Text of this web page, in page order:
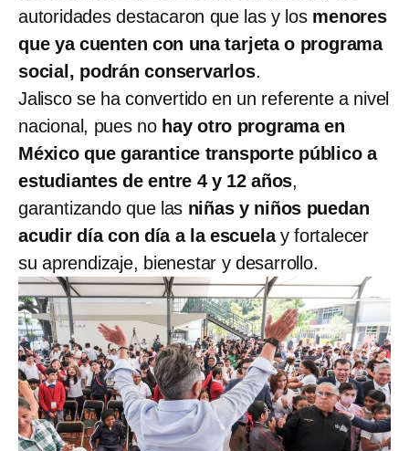
autoridades destacaron que las y los menores
que ya cuenten con una tarjeta o programa
social, podrán conservarlos.
Jalisco se ha convertido en un referente a nivel
nacional, pues no hay otro programa en
México que garantice transporte público a
estudiantes de entre 4 y 12 años,
garantizando que las niñas y niños puedan
acudir día con día a la escuelay fortalecer
su aprendizaje, bienestar y desarrollo.